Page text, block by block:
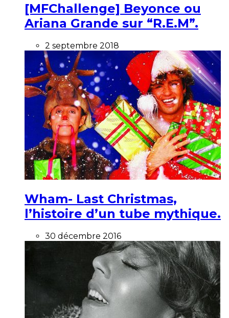
[MFChallenge] Beyonce ou
Ariana Grande sur “R.E.M”.
2 septembre 2018
Wham- Last Christmas,
l’histoire d’un tube mythique.
30 décembre 2016